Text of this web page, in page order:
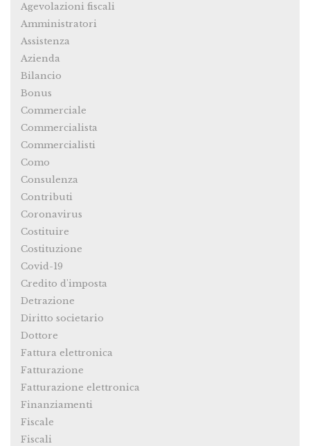
Agevolazioni fiscali
Amministratori
Assistenza
Azienda
Bilancio
Bonus
Commerciale
Commercialista
Commercialisti
Como
Consulenza
Contributi
Coronavirus
Costituire
Costituzione
Covid-19
Credito d'imposta
Detrazione
Diritto societario
Dottore
Fattura elettronica
Fatturazione
Fatturazione elettronica
Finanziamenti
Fiscale
Fiscali